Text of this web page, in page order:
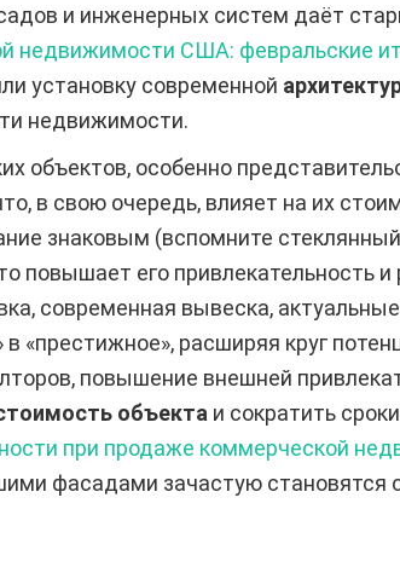
и инженерных систем даёт
недвижимости США: февральские
установку современной
недвижимости.
объектов, особенно
в свою очередь, влияет на их
знаковым (вспомните
повышает его привлекательность
современная вывеска,
«престижное», расширяя круг
повышение внешней
объекта и сократить
при продаже коммерческой
фасадами зачастую